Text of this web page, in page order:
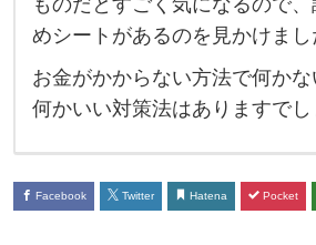
傷
防
止
に
つ
い
て
ものだとすごく気になるので
めシートがあるのを見かけまし
お金がかからない方法で何かな
何かいい対策法はありますでし
Facebook Twitter Hatena Pocket